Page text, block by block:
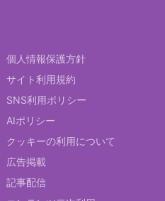
個人情報保護方針
サイト利用規約
SNS利用ポリシー
AIポリシー
クッキーの利用について
広告掲載
記事配信